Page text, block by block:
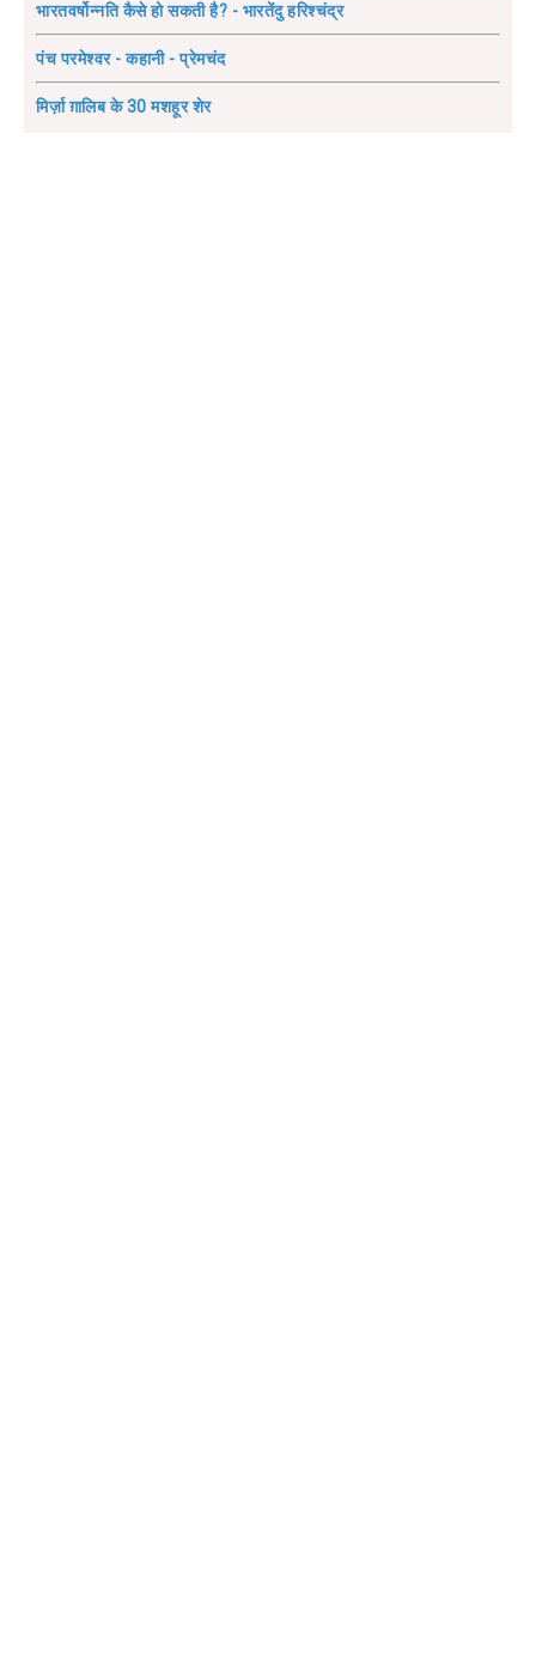
भारतवर्षोन्नति कैसे हो सकती है? - भारतेंदु हरिश्चंद्र
पंच परमेश्वर - कहानी - प्रेमचंद
मिर्ज़ा ग़ालिब के 30 मशहूर शेर